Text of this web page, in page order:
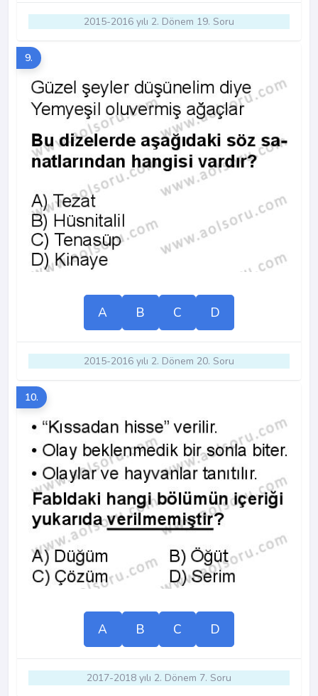
2015-2016 yılı 2. Dönem 19. Soru
9.
A B C D
2015-2016 yılı 2. Dönem 20. Soru
10.
A B C D
2017-2018 yılı 2. Dönem 7. Soru